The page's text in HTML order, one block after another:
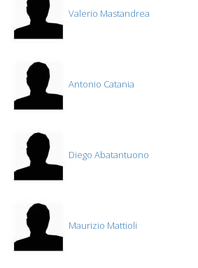
Valerio Mastandrea
Antonio Catania
Diego Abatantuono
Maurizio Mattioli